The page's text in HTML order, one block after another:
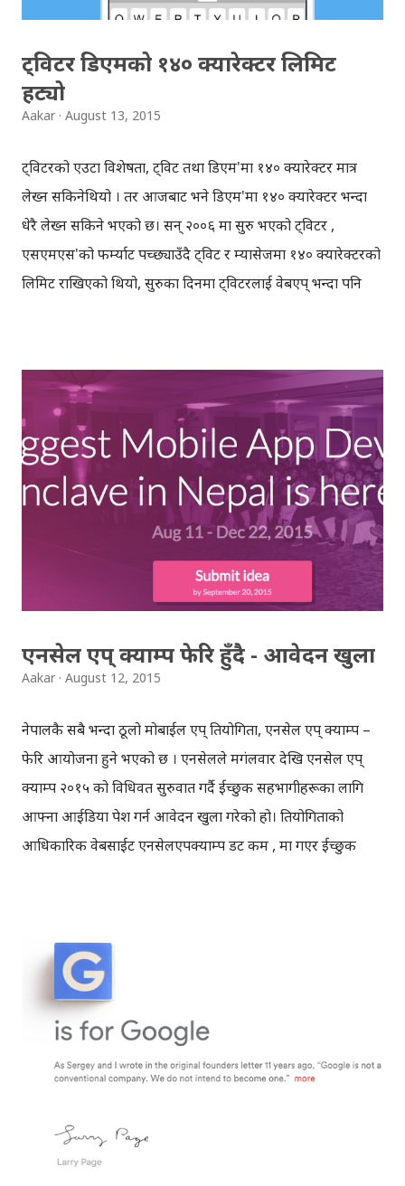
ट्विटर डिएमको १४० क्यारेक्टर लिमिट
हट्यो
Aakar August 13, 2015
ट्विटरको एउटा विशेषता, ट्विट तथा डिएम'मा १४० क्यारेक्टर मात्र
लेख्न सकिनेथियो । तर आजबाट भने डिएम'मा १४० क्यारेक्टर भन्दा
धेरै लेख्न सकिने भएको छ। सन् २००६ मा सुरु भएको ट्विटर ,
एसएमएस'को फर्म्याट पच्छ्याउँदै ट्विट र म्यासेजमा १४० क्यारेक्टरको
लिमिट राखिएको थियो, सुरुका दिनमा ट्विटरलाई वेबएप् भन्दा पनि
फलो गरेिएका सबै साथीका अपडेटहरु/ट्विटहरु एकै ठाउँमा पढ्न
मिल्थ्यो । समयसँगै ट्विटर वेबएप्‌को रुपमा विस्तार भयो, तर १४० को
क्यारेक्टर लिमिट भने यथावत नै राखियो । ( पढ्नुस् ट्विटरको ईतिहास
- ह्याचिङ ट्विटर ) मेसेजिङ/च्याट एप्‌मा आएको बाढीसँगै, ट्विटरलाई
नयाँ प्रयोगकर्ता ल्याउन र टिकाइराख्न ठूलो चुनौती थपिएकोछ ।
ट्विटरको १४० क्यारेक्टर लिमिट विशेषता भएपनि, डिएम'मा धेरै कुरा
भन्न नपाउनु, दोहोरो सम्वाद/च्याट फररररर गर्न नपाउनु आदि समस्या
रहेको थियो । म र साथीहरु ट्विटरमै छौँ भनेपनि केही लामो म्यासेज
पठाउनुपर्यो वा च्याट गर्नुपर्यो भने, अरु एप् चलाउनुपर...
एनसेल एप् क्याम्प फेरि हुँदै - आवेदन खुला
Aakar August 12, 2015
नेपालकै सबै भन्दा ठूलो मोबाईल एप् प्रतियोगिता, एनसेल एप् क्याम्प –
फेरि आयोजना हुने भएको छ । एनसेलले मगंलवार देखि एनसेल एप्
क्याम्प २०१५ को विधिवत सुरुवात गर्दै ईच्छुक सहभागीहरूका लागि
आफ्ना आईडिया पेश गर्न आवेदन खुला गरेको हो। प्रतियोगिताको
आधिकारिक वेबसाईट एनसेलएपक्याम्प डट कम , मा गएर ईच्छुक
२०१४ मा जस्तै, एनसेल एप् क्याम्प २०१५ पनि चरणगत रूपमा
सञ्चालन हुनेछ । पहिलो चरणमा, आवेदन परेका सम्पूर्ण प्रतियोगिहरू
मध्ये उत्कृष्ट १५० वटा आईडियालाई क्षमता अभिवृद्धि तालिममा
सहभागि गराईनेछ । दोस्रो चरणमा, हरेक विधाबाट ६ वटा उत्कृष्ट एप् -
अर्थात् कुल २४ टिमलाई - अन्तिम चरणका लागि छनौट गरिनेछ । सोही
गरिनेछ । हरेक विधाका विजेताले रु.२ लाख ५० हजारको नगद पुरस्कार
जित्नेछन् भने मुख्य विजेताले थप रु. ५ लाख जित्नुको साथै विदेशमा हुने